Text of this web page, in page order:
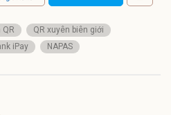
QR xuyên biên giới
iPay NAPAS